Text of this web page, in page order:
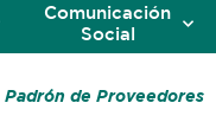
Comunicación
Social
Padrón de Proveedores